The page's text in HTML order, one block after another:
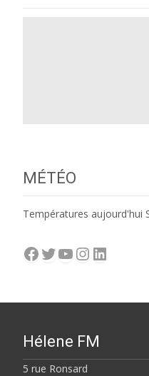
MÉTÉO
Températures aujourd'hui
Facebook
Twitter
YouTube
Instagram
LinkedIn
Hélene FM
5 rue Ronsard